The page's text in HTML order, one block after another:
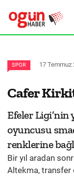
SPOR 17 Temmuz
Cafer
Efeler
oyuncusu
renklerine
Bir yıl aradan
Altekma, transfer